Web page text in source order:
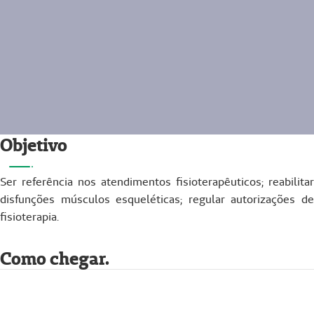
Objetivo
Ser referência nos atendimentos fisioterapêuticos; reabilitar
disfunções músculos esqueléticas; regular autorizações de
fisioterapia.
Como chegar.